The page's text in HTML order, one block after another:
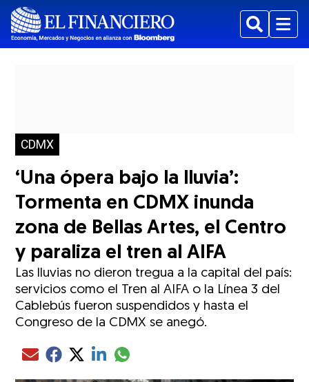
BuscarMenu
CDMX
‘Una ópera bajo la lluvia’:
Tormenta en CDMX inunda
zona de Bellas Artes, el Centro
y paraliza el tren al AIFA
Las lluvias no dieron tregua a la capital del país:
servicios como el Tren al AIFA o la Línea 3 del
Cablebús fueron suspendidos y hasta el
Congreso de la CDMX se anegó.
Compartir el artículo actual mediante Email
Compartir el artículo actual mediante Facebook
Compartir el artículo actual mediante Twitter
Compartir el artículo actual mediante LinkedIn
Compartir el artículo actual mediante